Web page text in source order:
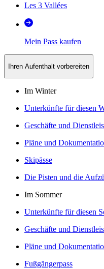
Les 3 Vallées
Mein Pass kaufen
Ihren Aufenthalt vorbereiten
Im Winter
Unterkünfte für diesen
Geschäfte und
Pläne und
Skipässe
Die Pisten und die
Im Sommer
Unterkünfte für diesen
Geschäfte und
Pläne und
Fußgängerpass